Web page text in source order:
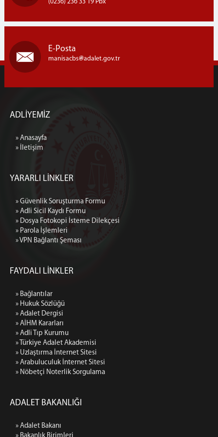
(0236) 236 33 19 Pbx
E-Posta
manisacbs adalet.gov.tr
ADLİYEMİZ
» Anasayfa
» İletişim
YARARLI LİNKLER
» Güvenlik Soruşturma Formu
» Adli Sicil Kaydı Formu
» Dosya Fotokopi İsteme Dilekçesi
» Parola İşlemleri
» VPN Bağlantı Şeması
FAYDALI LİNKLER
» Bağlantılar
» Hukuk Sözlüğü
» Adalet Dergisi
» AİHM Kararları
» Adli Tıp Kurumu
» Türkiye Adalet Akademisi
» Uzlaştırma İnternet Sitesi
» Arabuluculuk İnternet Sitesi
» Nöbetçi Noterlik Sorgulama
ADALET BAKANLIĞI
» Adalet Bakanı